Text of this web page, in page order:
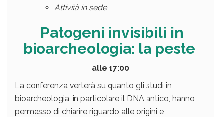
Attività in sede
Patogeni invisibili in
bioarcheologia: la peste
alle 17:00
La conferenza verterà su quanto gli studi in
bioarcheologia, in particolare il DNA antico, hanno
permesso di chiarire riguardo alle origini e